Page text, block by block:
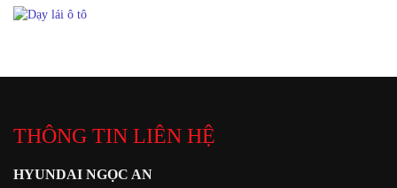
THÔNG TIN LIÊN HỆ
HYUNDAI NGỌC AN